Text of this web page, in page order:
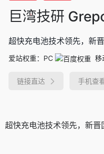
巨湾技研
超快充电池技术领先，新
爱站权重： PC 移
链接直达 手机查
超快充电池技术领先，新晋